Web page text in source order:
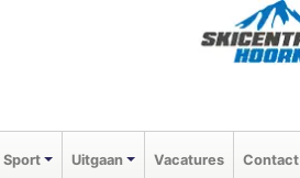
Sport Uitgaan Vacatures Contact